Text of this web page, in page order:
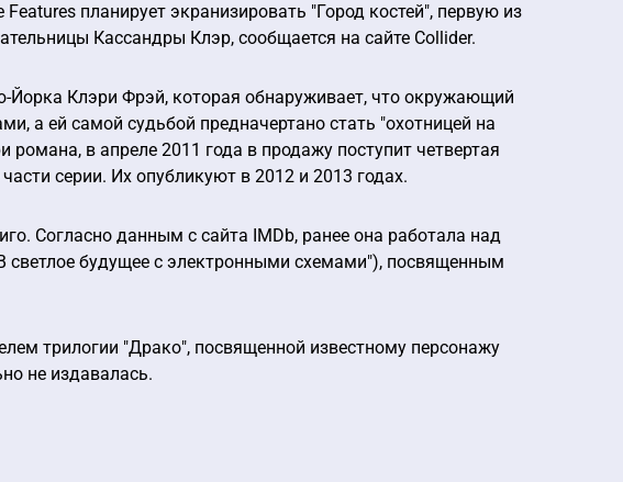
планирует экранизировать "Город костей", первую из
Кассандры Клэр, сообщается на сайте Collider.
Йорка Клэри Фрэй, которая обнаруживает, что окружающий
а ей самой судьбой предначертано стать "охотницей на
в апреле 2011 года в продажу поступит четвертая
серии. Их опубликуют в 2012 и 2013 годах.
Согласно данным с сайта IMDb, ранее она работала над
будущее с электронными схемами"), посвященным
трилогии "Драко", посвященной известному персонажу
не издавалась.